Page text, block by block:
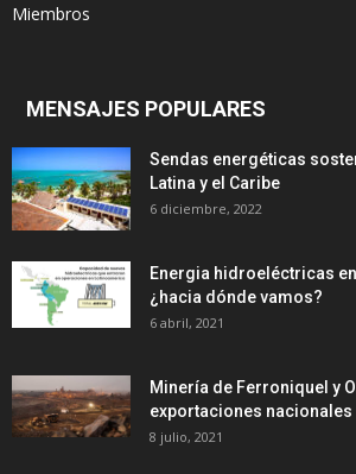
Miembros
MENSAJES POPULARES
Sendas energéticas
Latina y el Caribe
6 diciembre, 2022
Energia hidroeléctricas
¿hacia dónde vamos?
6 abril, 2021
Minería de Ferroniquel y
exportaciones nacionales
8 julio, 2021